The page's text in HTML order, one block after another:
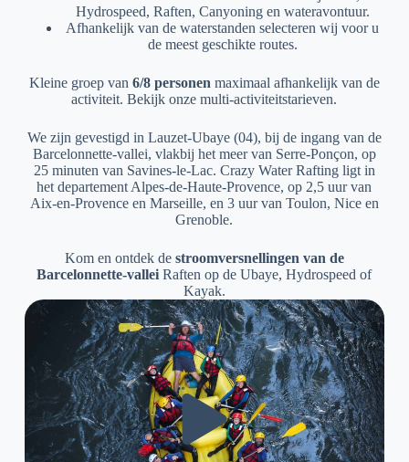
Hydrospeed, Raften, Canyoning en wateravontuur.
Afhankelijk van de waterstanden selecteren wij voor u
de meest geschikte routes.
Kleine groep van 6/8 personen maximaal afhankelijk van de
activiteit. Bekijk onze multi-activiteitstarieven.
We zijn gevestigd in Lauzet-Ubaye (04), bij de ingang van de
Barcelonnette-vallei, vlakbij het meer van Serre-Ponçon, op
25 minuten van Savines-le-Lac. Crazy Water Rafting ligt in
het departement Alpes-de-Haute-Provence, op 2,5 uur van
Aix-en-Provence en Marseille, en 3 uur van Toulon, Nice en
Grenoble.
Kom en ontdek de stroomversnellingen van de
Barcelonnette-vallei Raften op de Ubaye, Hydrospeed of
Kayak.